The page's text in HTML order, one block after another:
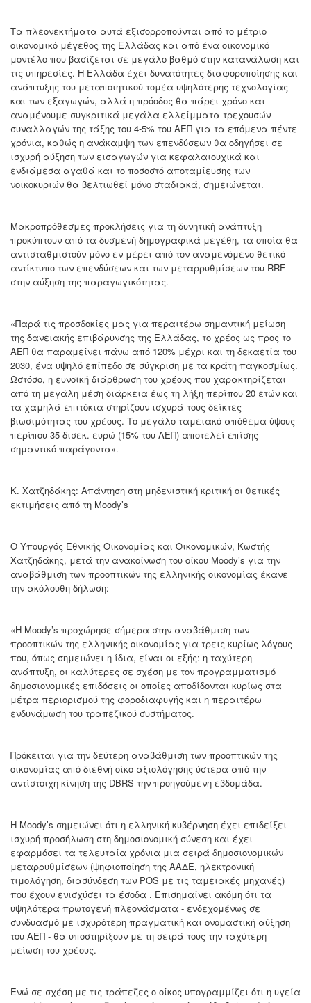
Τα πλεονεκτήματα αυτά εξισορροπούνται από το μέτριο
οικονομικό μέγεθος της Ελλάδας και από ένα οικονομικό
μοντέλο που βασίζεται σε μεγάλο βαθμό στην κατανάλωση και
τις υπηρεσίες. Η Ελλάδα έχει δυνατότητες διαφοροποίησης και
ανάπτυξης του μεταποιητικού τομέα υψηλότερης τεχνολογίας
και των εξαγωγών, αλλά η πρόοδος θα πάρει χρόνο και
αναμένουμε συγκριτικά μεγάλα ελλείμματα τρεχουσών
συναλλαγών της τάξης του 4-5% του ΑΕΠ για τα επόμενα πέντε
χρόνια, καθώς η ανάκαμψη των επενδύσεων θα οδηγήσει σε
ισχυρή αύξηση των εισαγωγών για κεφαλαιουχικά και
ενδιάμεσα αγαθά και το ποσοστό αποταμίευσης των
νοικοκυριών θα βελτιωθεί μόνο σταδιακά, σημειώνεται.
Μακροπρόθεσμες προκλήσεις για τη δυνητική ανάπτυξη
προκύπτουν από τα δυσμενή δημογραφικά μεγέθη, τα οποία θα
αντισταθμιστούν μόνο εν μέρει από τον αναμενόμενο θετικό
αντίκτυπο των επενδύσεων και των μεταρρυθμίσεων του RRF
στην αύξηση της παραγωγικότητας.
«Παρά τις προσδοκίες μας για περαιτέρω σημαντική μείωση
της δανειακής επιβάρυνσης της Ελλάδας, το χρέος ως προς το
ΑΕΠ θα παραμείνει πάνω από 120% μέχρι και τη δεκαετία του
2030, ένα υψηλό επίπεδο σε σύγκριση με τα κράτη παγκοσμίως.
Ωστόσο, η ευνοϊκή διάρθρωση του χρέους που χαρακτηρίζεται
από τη μεγάλη μέση διάρκεια έως τη λήξη περίπου 20 ετών και
τα χαμηλά επιτόκια στηρίζουν ισχυρά τους δείκτες
βιωσιμότητας του χρέους. Το μεγάλο ταμειακό απόθεμα ύψους
περίπου 35 δισεκ. ευρώ (15% του ΑΕΠ) αποτελεί επίσης
σημαντικό παράγοντα».
Κ. Χατζηδάκης: Απάντηση στη μηδενιστική κριτική οι θετικές
εκτιμήσεις από τη Moody’s
Ο Υπουργός Εθνικής Οικονομίας και Οικονομικών, Κωστής
Χατζηδάκης, μετά την ανακοίνωση του οίκου Moody’s για την
αναβάθμιση των προοπτικών της ελληνικής οικονομίας έκανε
την ακόλουθη δήλωση:
«Η Moody’s προχώρησε σήμερα στην αναβάθμιση των
προοπτικών της ελληνικής οικονομίας για τρεις κυρίως λόγους
που, όπως σημειώνει η ίδια, είναι οι εξής: η ταχύτερη
ανάπτυξη, οι καλύτερες σε σχέση με τον προγραμματισμό
δημοσιονομικές επιδόσεις οι οποίες αποδίδονται κυρίως στα
μέτρα περιορισμού της φοροδιαφυγής και η περαιτέρω
ενδυνάμωση του τραπεζικού συστήματος.
Πρόκειται για την δεύτερη αναβάθμιση των προοπτικών της
οικονομίας από διεθνή οίκο αξιολόγησης ύστερα από την
αντίστοιχη κίνηση της DBRS την προηγούμενη εβδομάδα.
Η Moody’s σημειώνει ότι η ελληνική κυβέρνηση έχει επιδείξει
ισχυρή προσήλωση στη δημοσιονομική σύνεση και έχει
εφαρμόσει τα τελευταία χρόνια μια σειρά δημοσιονομικών
μεταρρυθμίσεων (ψηφιοποίηση της ΑΑΔΕ, ηλεκτρονική
τιμολόγηση, διασύνδεση των POS με τις ταμειακές μηχανές)
που έχουν ενισχύσει τα έσοδα . Επισημαίνει ακόμη ότι τα
υψηλότερα πρωτογενή πλεονάσματα - ενδεχομένως σε
συνδυασμό με ισχυρότερη πραγματική και ονομαστική αύξηση
του ΑΕΠ - θα υποστηρίξουν με τη σειρά τους την ταχύτερη
μείωση του χρέους.
Ενώ σε σχέση με τις τράπεζες ο οίκος υπογραμμίζει ότι η υγεία